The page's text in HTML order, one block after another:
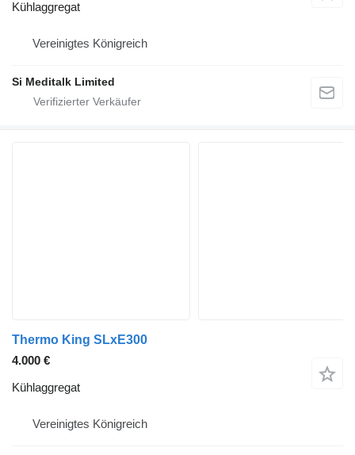
Kühlaggregat
Vereinigtes Königreich
Si Meditalk Limited
Thermo King SLxE300
4.000 €
Kühlaggregat
Vereinigtes Königreich